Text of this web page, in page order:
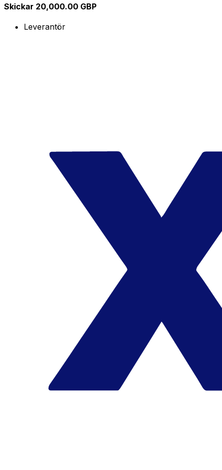
Skickar 20,000.00 GBP
Leverantör